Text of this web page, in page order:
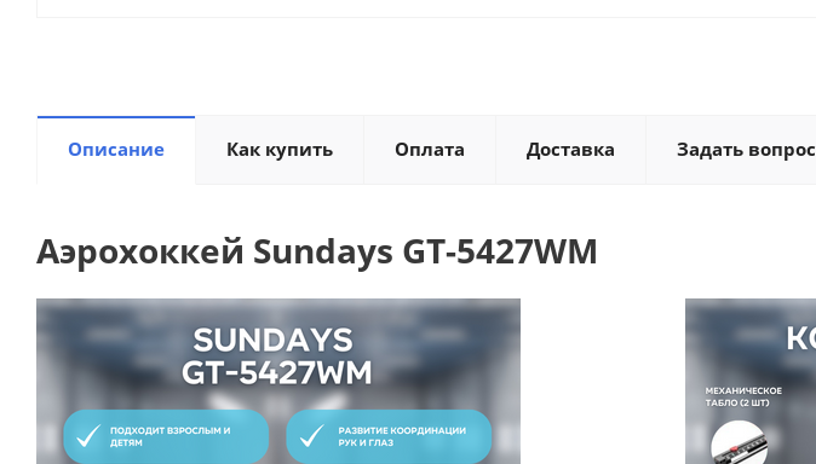
Описание Как купить Оплата Доставка Задать вопрос
Аэрохоккей Sundays GT-5427WM